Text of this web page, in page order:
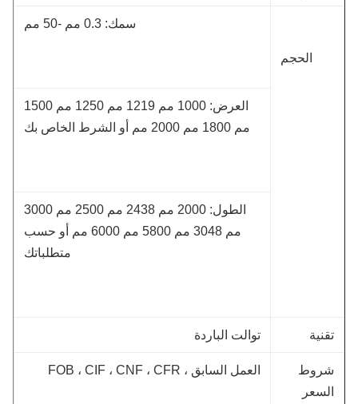
الحجم
سمك: 0.3 مم -50 مم
العرض: 1000 مم 1219 مم 1250 مم 1500
الطول: 2000 مم 2438 مم 2500 مم 3000
مم 3048 مم 5800 مم 6000 مم أو حسب
متطلباتك
توالت الباردة
العمل السابق ، FOB ، CIF ، CNF ، CFR